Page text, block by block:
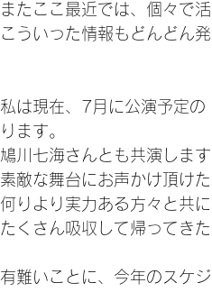
またここ最近では、個々で
こういった情報もどんどん
私は現在、7月に公演予定
ります。
鳩川七海さんとも共演します
素敵な舞台にお声かけ頂けた
何りより実力ある方々と共
たくさん吸収して帰ってきた
有難いことに、今年のスケ